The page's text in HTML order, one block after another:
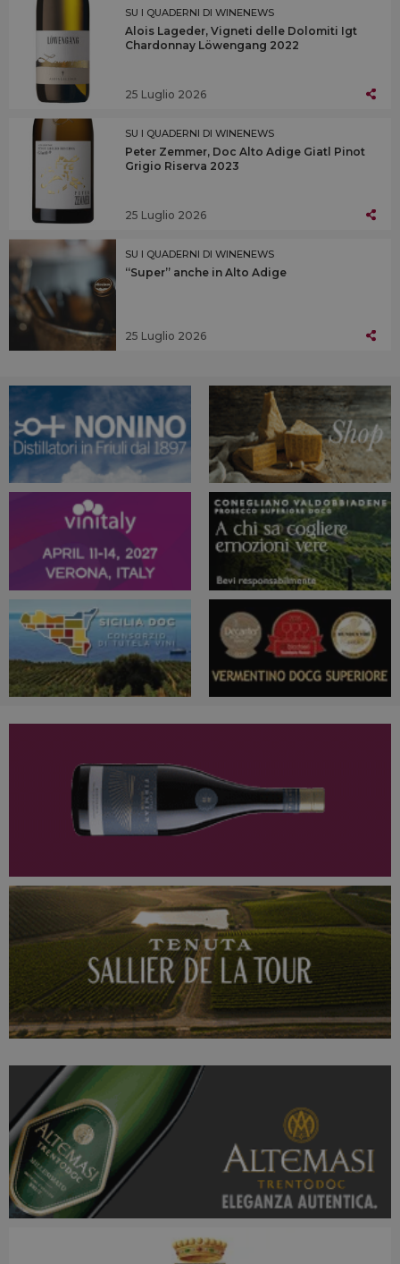
SU I QUADERNI DI WINENEWS
Alois Lageder, Vigneti delle Dolomiti Igt
Chardonnay Löwengang 2022
25 Luglio 2026
SU I QUADERNI DI WINENEWS
Peter Zemmer, Doc Alto Adige Giatl Pinot
Grigio Riserva 2023
25 Luglio 2026
SU I QUADERNI DI WINENEWS
“Super” anche in Alto Adige
25 Luglio 2026